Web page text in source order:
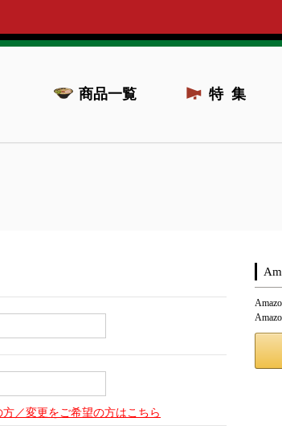
商品一覧 特集
／変更をご希望の方はこちら